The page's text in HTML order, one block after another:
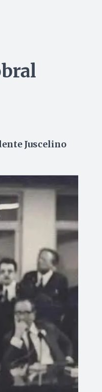
Juscelino